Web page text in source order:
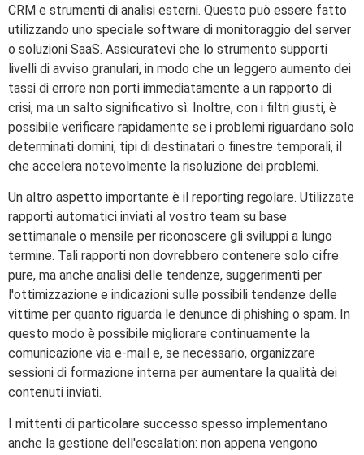
CRM e strumenti di analisi esterni. Questo può essere fatto
utilizzando uno speciale software di monitoraggio del server
o soluzioni SaaS. Assicuratevi che lo strumento supporti
livelli di avviso granulari, in modo che un leggero aumento dei
tassi di errore non porti immediatamente a un rapporto di
crisi, ma un salto significativo sì. Inoltre, con i filtri giusti, è
possibile verificare rapidamente se i problemi riguardano solo
determinati domini, tipi di destinatari o finestre temporali, il
che accelera notevolmente la risoluzione dei problemi.
Un altro aspetto importante è il reporting regolare. Utilizzate
rapporti automatici inviati al vostro team su base
settimanale o mensile per riconoscere gli sviluppi a lungo
termine. Tali rapporti non dovrebbero contenere solo cifre
pure, ma anche analisi delle tendenze, suggerimenti per
l'ottimizzazione e indicazioni sulle possibili tendenze delle
vittime per quanto riguarda le denunce di phishing o spam. In
questo modo è possibile migliorare continuamente la
comunicazione via e-mail e, se necessario, organizzare
sessioni di formazione interna per aumentare la qualità dei
contenuti inviati.
I mittenti di particolare successo spesso implementano
anche la gestione dell'escalation: non appena vengono